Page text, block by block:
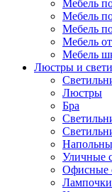
Мебель
Мебель
Мебель
Мебель
Мебель
Люстры и
Люстры
Бра
Уличные
Офисные
Лампочки